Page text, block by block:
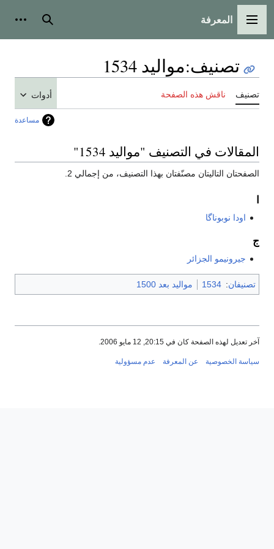
القائمة الرئيسية
المعرفة بحث
تصنيف:مواليد 1534
تصنيف ناقش هذه الصفحة أدوات
مساعدة
المقالات في التصنيف "مواليد 1534"
الصفحتان التاليتان مصنّفتان بهذا التصنيف، من إجمالي 2.
اودا نوبوناگا
ج
جيرونيمو الجزائر
تصنيفان:
1534 مواليد بعد 1500
آخر تعديل لهذه الصفحة كان في 20:15, 12 مايو 2006.
سياسة الخصوصية عن المعرفة عدم مسؤولية